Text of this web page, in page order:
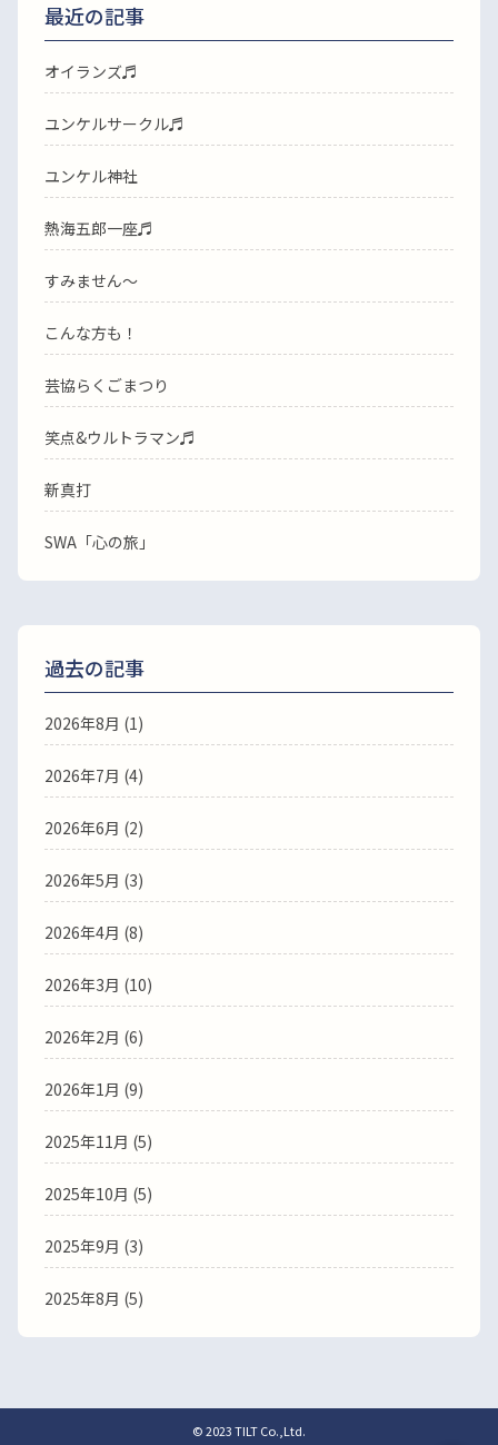
最近の記事
オイランズ♬
ユンケルサークル♬
ユンケル神社
熱海五郎一座♬
すみません〜
こんな方も！
芸協らくごまつり
笑点&ウルトラマン♬
新真打
SWA「心の旅」
過去の記事
2026年8月 (1)
2026年7月 (4)
2026年6月 (2)
2026年5月 (3)
2026年4月 (8)
2026年3月 (10)
2026年2月 (6)
2026年1月 (9)
2025年11月 (5)
2025年10月 (5)
2025年9月 (3)
2025年8月 (5)
© 2023 TILT Co.,Ltd.